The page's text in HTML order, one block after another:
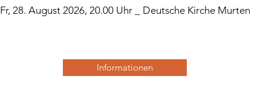
​Fr, 28. August 2026, 20.00 Uhr _ Deutsche Kirche Murten
Informationen